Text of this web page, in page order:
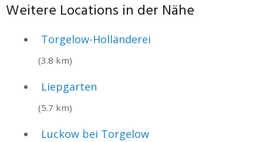
Weitere Locations in der Nähe
Torgelow-Holländerei
(3.8 km)
Liepgarten
(5.7 km)
Luckow bei Torgelow